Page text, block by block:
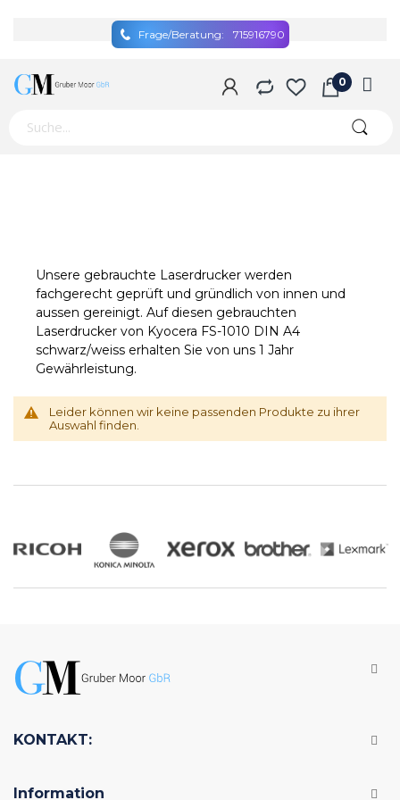
Frage/Beratung: 715916790
Unsere gebrauchte Laserdrucker werden
fachgerecht geprüft und gründlich von innen und
aussen gereinigt. Auf diesen gebrauchten
Laserdrucker von Kyocera FS-1010 DIN A4
schwarz/weiss erhalten Sie von uns 1 Jahr
Gewährleistung.
Leider können wir keine passenden Produkte zu ihrer
Auswahl finden.
KONTAKT:
Information